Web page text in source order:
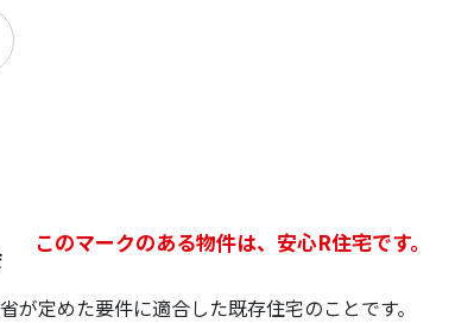
このマークのある物件は、安心R住宅です。
が定めた要件に適合した既存住宅のことです。